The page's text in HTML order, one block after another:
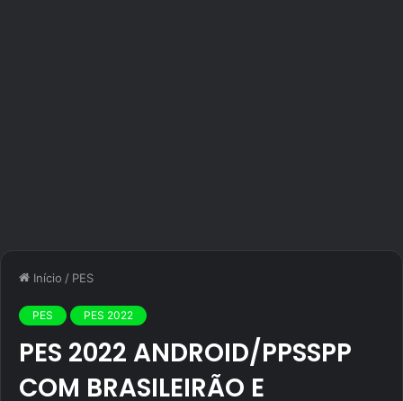
Início / PES
PES PES 2022
PES 2022 ANDROID/PPSSPP
COM BRASILEIRÃO E